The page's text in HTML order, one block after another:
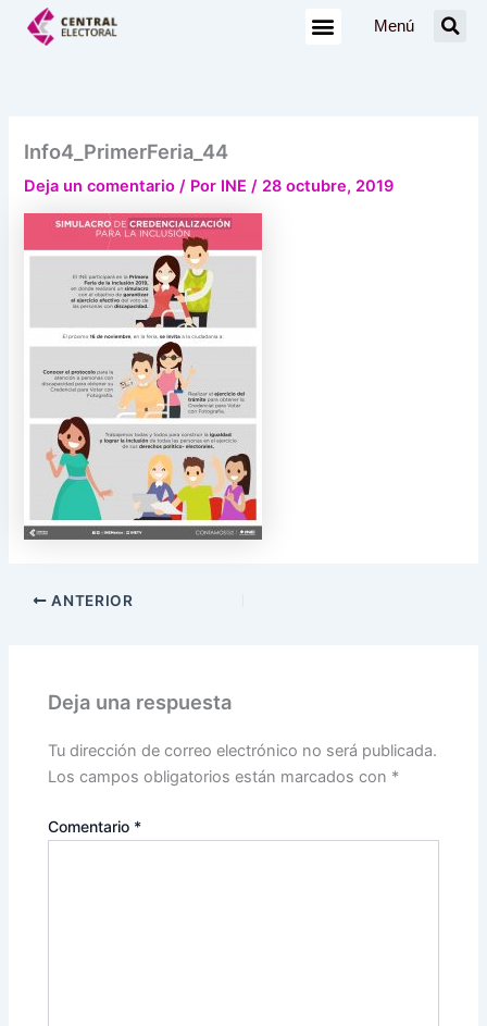
Menú
Info4_PrimerFeria_44
Deja un comentario / Por INE/ 28 octubre, 2019
ANTERIOR
Deja una respuesta
Tu dirección de correo electrónico no será publicada.
Los campos obligatorios están marcados con *
Comentario *